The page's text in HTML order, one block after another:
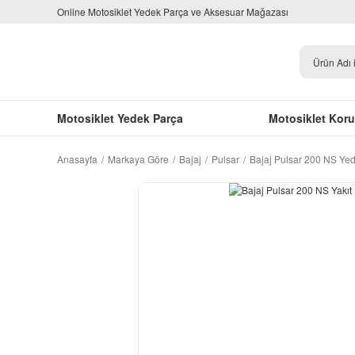
Online Motosiklet Yedek Parça ve Aksesuar Mağazası
Motosiklet Yedek Parça Motosiklet
Anasayfa Markaya Göre Bajaj Pulsar Bajaj Pulsar 200 NS